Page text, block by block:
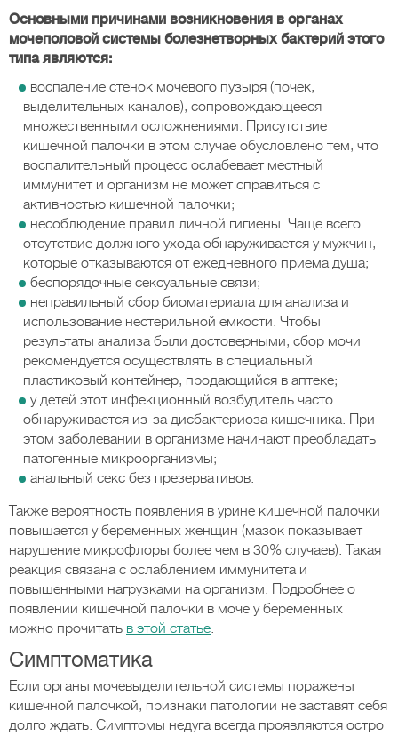
Основными причинами возникновения в органах
мочеполовой системы болезнетворных бактерий этого
типа являются:
воспаление стенок мочевого пузыря (почек,
выделительных каналов), сопровождающееся
множественными осложнениями. Присутствие
кишечной палочки в этом случае обусловлено тем, что
воспалительный процесс ослабевает местный
иммунитет и организм не может справиться с
активностью кишечной палочки;
несоблюдение правил личной гигиены. Чаще всего
отсутствие должного ухода обнаруживается у мужчин,
которые отказываются от ежедневного приема душа;
беспорядочные сексуальные связи;
неправильный сбор биоматериала для анализа и
использование нестерильной емкости. Чтобы
результаты анализа были достоверными, сбор мочи
рекомендуется осуществлять в специальный
пластиковый контейнер, продающийся в аптеке;
у детей этот инфекционный возбудитель часто
обнаруживается из-за дисбактериоза кишечника. При
этом заболевании в организме начинают преобладать
патогенные микроорганизмы;
анальный секс без презервативов.
Также вероятность появления в урине кишечной палочки
повышается у беременных женщин (мазок показывает
нарушение микрофлоры более чем в 30% случаев). Такая
реакция связана с ослаблением иммунитета и
повышенными нагрузками на организм. Подробнее о
появлении кишечной палочки в моче у беременных
можно прочитать в этой статье.
Симптоматика
Если органы мочевыделительной системы поражены
кишечной палочкой, признаки патологии не заставят себя
долго ждать. Симптомы недуга всегда проявляются остро